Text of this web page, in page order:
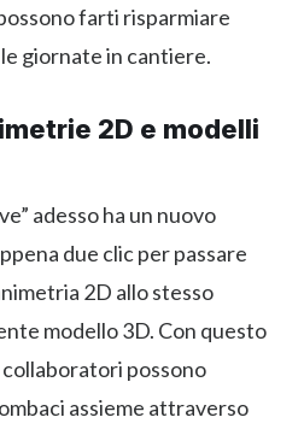
farti risparmiare
giornate in cantiere.
2D e modelli
adesso ha un nuovo
due clic per passare
2D allo stesso
modello 3D. Con questo
possono
assieme attraverso